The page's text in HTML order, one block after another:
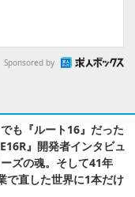
Sponsored by
も『ルート16』だった
』開発者インタビュ
ズの魂。そして41年
で直した世界に1本だけ